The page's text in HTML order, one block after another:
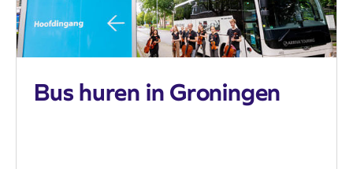
Bus huren in Groningen